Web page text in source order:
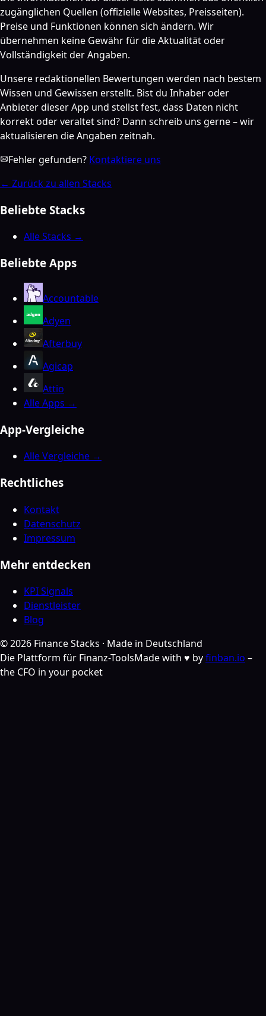
zugänglichen Quellen (offizielle Websites, Preisseiten).
Preise und Funktionen können sich ändern. Wir
übernehmen keine Gewähr für die Aktualität oder
Vollständigkeit der Angaben.
Unsere redaktionellen Bewertungen werden nach bestem
Wissen und Gewissen erstellt. Bist du Inhaber oder
Anbieter dieser App und stellst fest, dass Daten nicht
korrekt oder veraltet sind? Dann schreib uns gerne – wir
aktualisieren die Angaben zeitnah.
Fehler gefunden? Kontaktiere uns
← Zurück zu allen Stacks
Beliebte Stacks
Alle Stacks →
Beliebte Apps
Accountable
Adyen
Afterbuy
Agicap
Attio
Alle Apps →
App-Vergleiche
Alle Vergleiche →
Rechtliches
Kontakt
Datenschutz
Impressum
Mehr entdecken
KPI Signals
Dienstleister
Blog
©2026 Finance Stacks · Made in Deutschland
Die Plattform für Finanz-ToolsMade with ♥ byfinban.io –
the CFO in your pocket